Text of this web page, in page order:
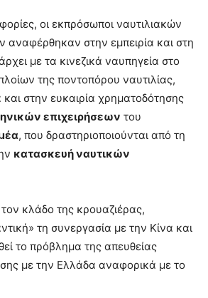
οι εκπρόσωποι ναυτιλιακών
στην εμπειρία και στη
με τα κινεζικά ναυπηγεία στο
της ποντοπόρου ναυτιλίας,
στην ευκαιρία χρηματοδότησης
επιχειρήσεων του
, που δραστηριοποιούνται από τη
κατασκευή ναυτικών
κλάδο της κρουαζιέρας,
τη συνεργασία με την Κίνα και
το πρόβλημα της απευθείας
με την Ελλάδα αναφορικά με το